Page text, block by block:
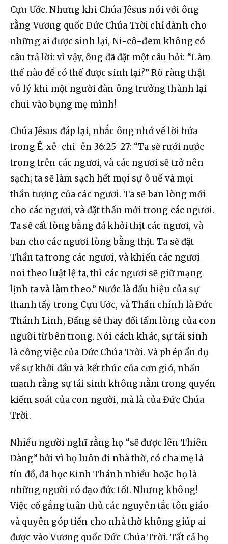
Cựu Ước. Nhưng khi Chúa Jêsus nói với ông
rằng Vương quốc Đức Chúa Trời chỉ dành cho
những ai được sinh lại, Ni-cô-đem không có
câu trả lời: vì vậy, ông đã đặt một câu hỏi: “Làm
thế nào để có thể được sinh lại?” Rõ ràng thật
vô lý khi một người đàn ông trưởng thành lại
chui vào bụng mẹ mình!
Chúa Jêsus đáp lại, nhắc ông nhớ về lời hứa
trong Ê-xê-chi-ên 36:25-27: “Ta sẽ rưới nước
trong trên các ngươi, và các ngươi sẽ trở nên
sạch; ta sẽ làm sạch hết mọi sự ô uế và mọi
thần tượng của các ngươi. Ta sẽ ban lòng mới
cho các ngươi, và đặt thần mới trong các ngươi.
Ta sẽ cất lòng bằng đá khỏi thịt các ngươi, và
ban cho các ngươi lòng bằng thịt. Ta sẽ đặt
Thần ta trong các ngươi, và khiến các ngươi
noi theo luật lệ ta, thì các ngươi sẽ giữ mạng
lịnh ta và làm theo.” Nước là dấu hiệu của sự
thanh tẩy trong Cựu Ước, và Thần chính là Đức
Thánh Linh, Đấng sẽ thay đổi tấm lòng của con
người từ bên trong. Nói cách khác, sự tái sinh
là công việc của Đức Chúa Trời. Và phép ẩn dụ
về sự khởi đầu và kết thúc của cơn gió, nhấn
mạnh rằng sự tái sinh không nằm trong quyền
kiểm soát của con người, mà là của Đức Chúa
Trời.
Nhiều người nghĩ rằng họ “sẽ được lên Thiên
Đàng” bởi vì họ luôn đi nhà thờ, có cha mẹ là
tín đồ, đã học Kinh Thánh nhiều hoặc họ là
những người có đạo đức tốt. Nhưng không!
Việc cố gắng tuân thủ các nguyên tắc tôn giáo
và quyên góp tiền cho nhà thờ không giúp ai
được vào Vương quốc Đức Chúa Trời. Tất cả họ